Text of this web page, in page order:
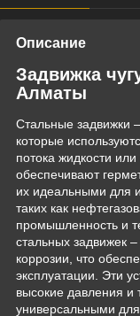
Описание
Задвижка
Алматы
Стальные задвижки
которые
потока жидкости
обеспечивают
их идеальными для
таких как
промышленность и
стальных задвижек –
коррозии, что
эксплуатации. Эти
высокие давления и
универсальными